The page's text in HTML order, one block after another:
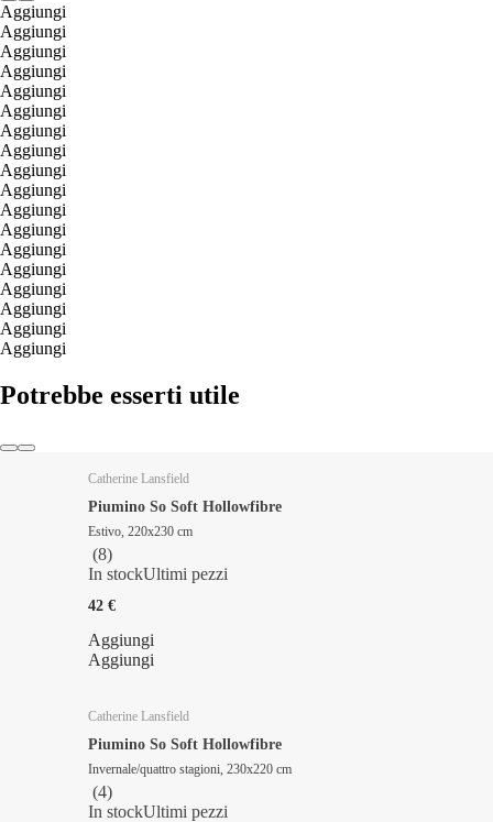
Aggiungi
Aggiungi
Aggiungi
Aggiungi
Aggiungi
Aggiungi
Aggiungi
Aggiungi
Aggiungi
Aggiungi
Aggiungi
Aggiungi
Aggiungi
Aggiungi
Aggiungi
Aggiungi
Aggiungi
Aggiungi
Potrebbe esserti utile
Catherine Lansfield
Piumino So Soft Hollowfibre
Estivo, 220x230 cm
(8)
In stockUltimi pezzi
42 €
Aggiungi
Aggiungi
Catherine Lansfield
Piumino So Soft Hollowfibre
Invernale/quattro stagioni, 230x220 cm
(4)
In stockUltimi pezzi